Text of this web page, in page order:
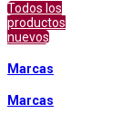
Todos los
productos
nuevos
Marcas
Marcas